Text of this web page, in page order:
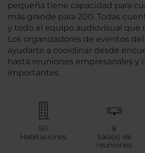
pequeña tiene capacidad para
más grande para 200. Todas
y todo el equipo audiovisual que
Los organizadores de eventos
ayudarte a coordinar desde
hasta reuniones empresariales y
importantes.
161
Habitaciones
8
Sala(s) de
reuniones